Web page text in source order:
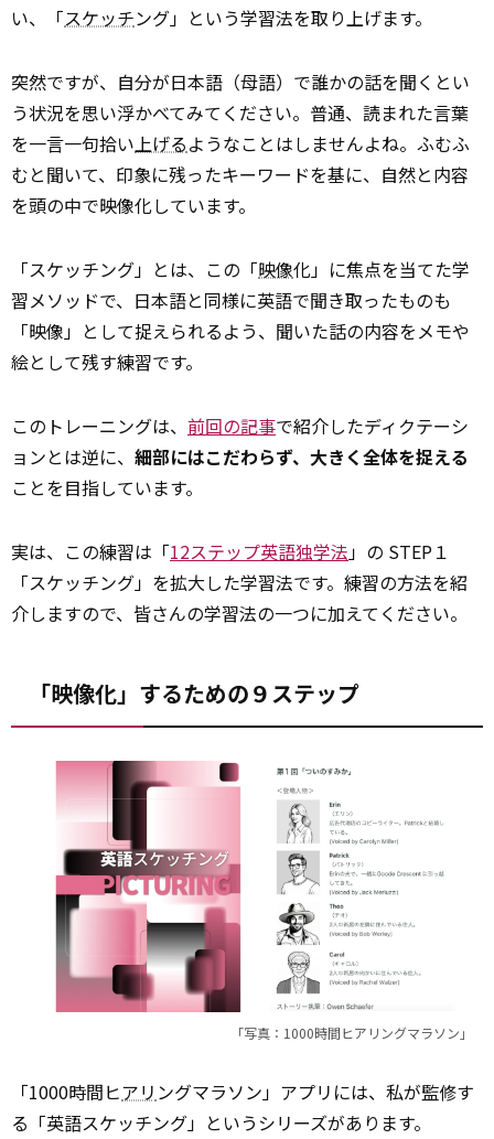
い、「スケッチング」という学習法を取り上げます。
突然ですが、自分が日本語（母語）で誰かの話を聞くとい
う状況を思い浮かべてみてください。普通、読まれた言葉
を一言一句拾い上げるようなことはしませんよね。ふむふ
むと聞いて、印象に残ったキーワードを基に、自然と内容
を頭の中で映像化しています。
「スケッチング」とは、この「映像化」に焦点を当てた学
習メソッドで、日本語と同様に英語で聞き取ったものも
「映像」として捉えられるよう、聞いた話の内容をメモや
絵として残す練習です。
このトレーニングは、 前回の記事で紹介したディクテーシ
ョンとは逆に、 細部にはこだわらず、大きく全体を捉える
ことを目指しています。
実は、この練習は「12ステップ英語独学法」の STEP１
「スケッチング」を拡大した学習法です。練習の方法を紹
介しますので、皆さんの学習法の一つに加えてください。
「映像化」するための９ステップ
「写真：1000時間ヒアリングマラソン」
「1000時間ヒアリ ングマラソン」アプリには、私が監修す
る「英語スケッチング」というシリーズがあります。